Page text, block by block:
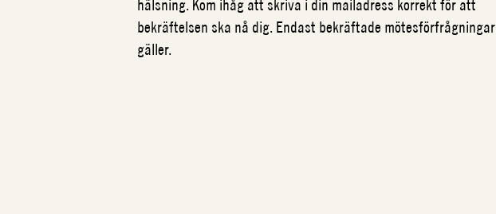
hälsning. Kom ihåg att skriva i din mailadress korrekt för att
bekräftelsen ska nå dig. Endast bekräftade mötesförfrågningar
gäller.